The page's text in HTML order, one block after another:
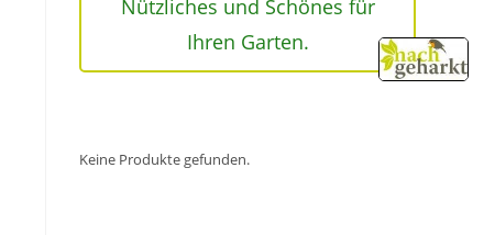
Nützliches und Schönes für
Ihren Garten.
Keine Produkte gefunden.